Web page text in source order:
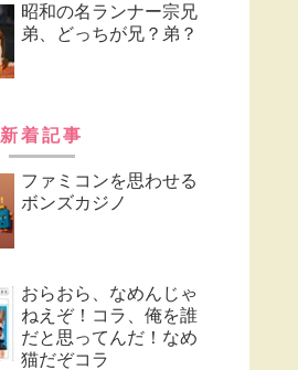
昭和の名ランナー宗兄
弟、どっちが兄？弟？
新着記事
ファミコンを思わせる
ボンズカジノ
おらおら、なめんじゃ
ねえぞ！コラ、俺を誰
だと思ってんだ！なめ
猫だぞコラ